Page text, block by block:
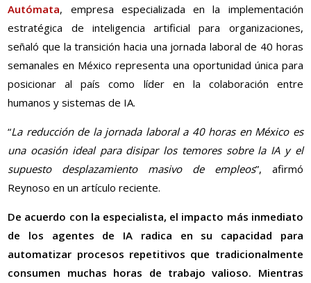
Autómata, empresa especializada en la implementación
estratégica de inteligencia artificial para organizaciones,
señaló que la transición hacia una jornada laboral de 40 horas
semanales en México representa una oportunidad única para
posicionar al país como líder en la colaboración entre
humanos y sistemas de IA.
“La reducción de la jornada laboral a 40 horas en México es
una ocasión ideal para disipar los temores sobre la IA y el
supuesto desplazamiento masivo de empleos”, afirmó
Reynoso en un artículo reciente.
De acuerdo con la especialista, el impacto más inmediato
de los agentes de IA radica en su capacidad para
automatizar procesos repetitivos que tradicionalmente
consumen muchas horas de trabajo valioso. Mientras